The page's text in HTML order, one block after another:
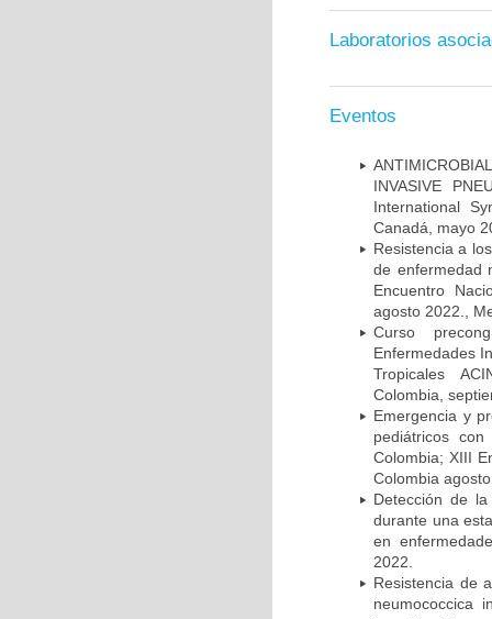
Laboratorios
Eventos
INVASIVE
International
Canadá, mayo
Resistencia a
de enfermedad
Encuentro
agosto 2022.,
Curso
Enfermedades
Tropicales
Colombia,
Emergencia y
pediátricos
Colombia; XIII
Colombia
Detección de
durante una
en
2022.
Resistencia de
neumococcica